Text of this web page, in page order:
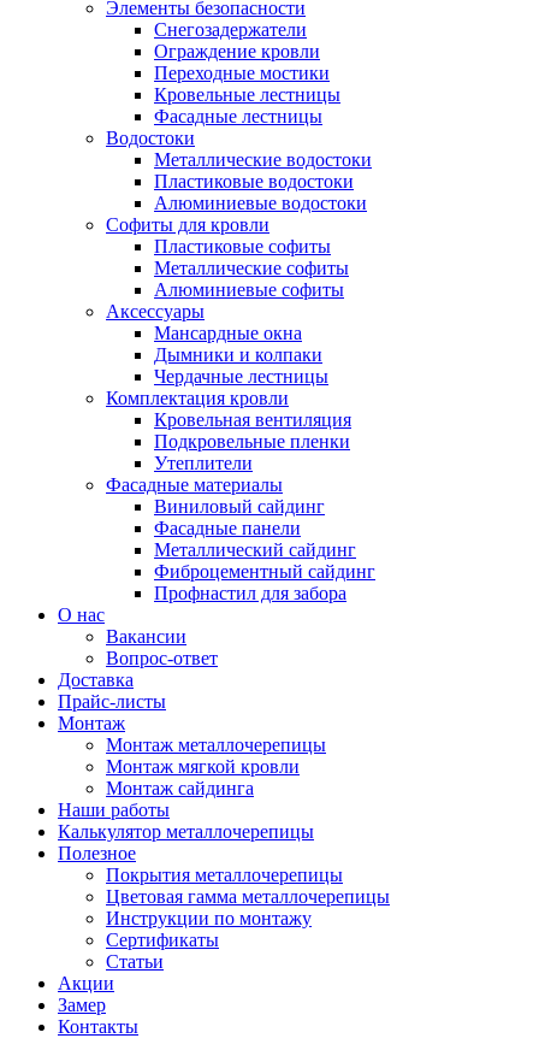
Элементы безопасности
Снегозадержатели
Ограждение кровли
Переходные мостики
Кровельные лестницы
Фасадные лестницы
Водостоки
Металлические водостоки
Пластиковые водостоки
Алюминиевые водостоки
Софиты для кровли
Пластиковые софиты
Металлические софиты
Алюминиевые софиты
Аксессуары
Мансардные окна
Дымники и колпаки
Чердачные лестницы
Комплектация кровли
Кровельная вентиляция
Подкровельные пленки
Утеплители
Фасадные материалы
Виниловый сайдинг
Фасадные панели
Металлический сайдинг
Фиброцементный сайдинг
Профнастил для забора
О нас
Вакансии
Вопрос-ответ
Доставка
Прайс-листы
Монтаж
Монтаж металлочерепицы
Монтаж мягкой кровли
Монтаж сайдинга
Наши работы
Калькулятор металлочерепицы
Полезное
Покрытия металлочерепицы
Цветовая гамма металлочерепицы
Инструкции по монтажу
Сертификаты
Статьи
Акции
Замер
Контакты